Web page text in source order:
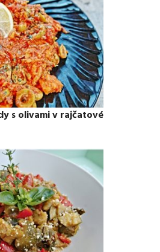
s olivami v rajčatové